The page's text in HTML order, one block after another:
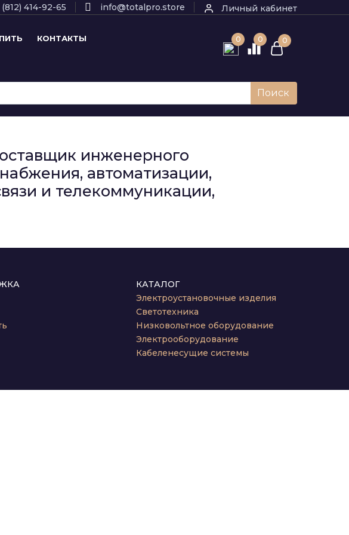
(812) 414-92-65 info@totalpro.store Личный кабинет
КОНТАКТЫ 0 0 0
Поиск
инженерного
автоматизации,
и телекоммуникации,
КАТАЛОГ
Электроустановочные изделия
Светотехника
Низковольтное оборудование
Электрооборудование
Кабеленесущие системы